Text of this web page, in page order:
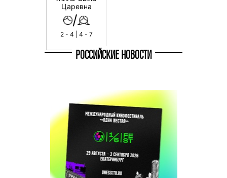
Царевна
/
2 - 4 | 4 - 7
РОССИЙСКИЕ НОВОСТИ